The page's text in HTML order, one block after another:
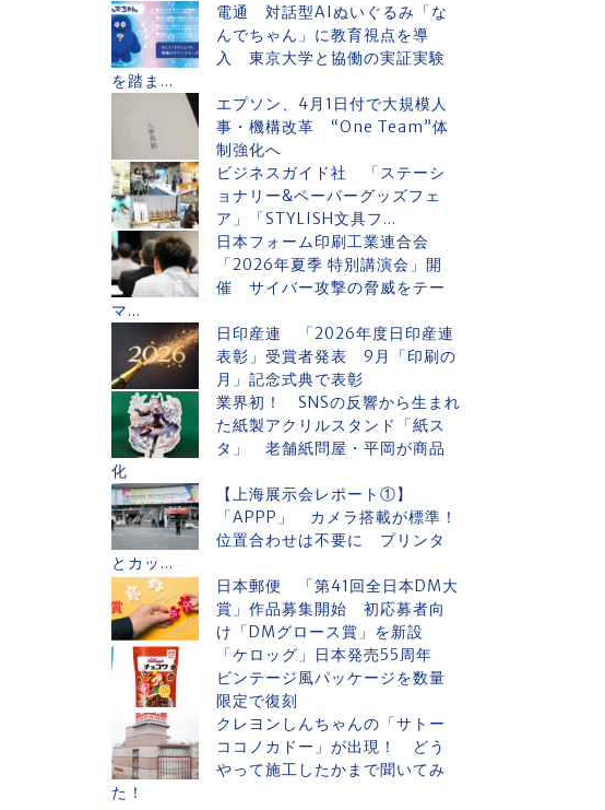
電通 対話型AIぬいぐるみ「な
んでちゃん」に教育視点を導
入 東京大学と協働の実証実験
を踏ま...
エプソン、4月1日付で大規模人
事・機構改革 “One Team”体
制強化へ
ビジネスガイド社 「ステーシ
ョナリー&ペーパーグッズフェ
ア」「STYLISH文具フ...
日本フォーム印刷工業連合会
「2026年夏季 特別講演会」開
催 サイバー攻撃の脅威をテー
マ...
日印産連 「2026年度日印産連
表彰」受賞者発表 9月「印刷の
月」記念式典で表彰
業界初！ SNSの反響から生まれ
た紙製アクリルスタンド「紙ス
タ」 老舗紙問屋・平岡が商品
化
【上海展示会レポート①】
「APPP」 カメラ搭載が標準！
位置合わせは不要に プリンタ
とカッ...
日本郵便 「第41回全日本DM大
賞」作品募集開始 初応募者向
け「DMグロース賞」を新設
「ケロッグ」日本発売55周年
ビンテージ風パッケージを数量
限定で復刻
クレヨンしんちゃんの「サトー
ココノカドー」が出現！ どう
やって施工したかまで聞いてみ
た！